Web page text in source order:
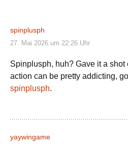
spinplusph
27. Mai 2026 um 22:26 Uhr
Spinplusph, huh? Gave it a shot
action can be pretty addicting,
spinplusph.
yaywingame